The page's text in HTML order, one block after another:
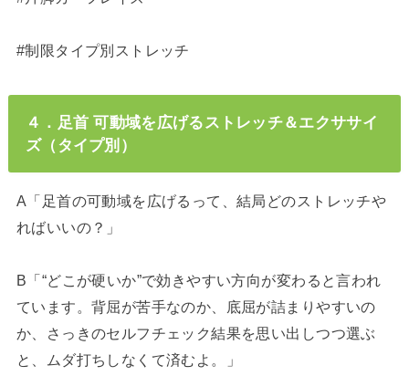
#制限タイプ別ストレッチ
４．足首 可動域を広げるストレッチ＆エクササイ
ズ（タイプ別）
A「足首の可動域を広げるって、結局どのストレッチや
ればいいの？」
B「“どこが硬いか”で効きやすい方向が変わると言われ
ています。背屈が苦手なのか、底屈が詰まりやすいの
か、さっきのセルフチェック結果を思い出しつつ選ぶ
と、ムダ打ちしなくて済むよ。」